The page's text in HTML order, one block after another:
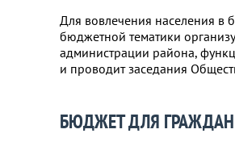
Для вовлечения населения в
бюджетной тематики
администрации района,
и проводит заседания
БЮДЖЕТ ДЛЯ ГРАЖДАН